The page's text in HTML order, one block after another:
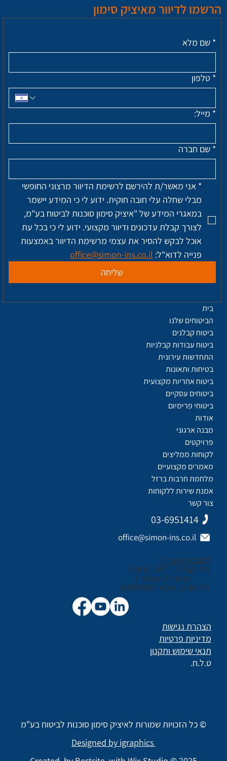
הרשמו לדיוור מאיציק סימון
* שם מלא
* טלפון
* מייל:
* שם חברה
*
פנייה לדוא"ל: office@simon-ins.co.il
שליחה
כתובת המשרד:
בית קנדה , רחוב נירים 3
כניסה C, קומה 3
תל אביב, מיקוד: 6706038
03-6951414
office@simon-ins.co.il
הצהרת נגישות
תנאי שימוש ותקנון
מדיניות פרטיות
ט.ל.ח.
אודות
מבנה ארגוני
פרויקטים
לקוחות ממליצים
מאמרים מקצועיים
מלחמת חרבות ברזל
אמנת שירות ללקוחות
צור קשר
בית
הביטוחים שלנו
ביטוח קבלנים
ביטוח עבודות קבלניות
התחדשות עירונית
בטיחות ותאונות
ביטוח אחריות מקצועית
ביטוחים עסקיים
ביטוחי פרימיום
Designed by igraphics
© כל הזכויות שמורות לאיציק סימון סוכנות לביטוח בע"מ